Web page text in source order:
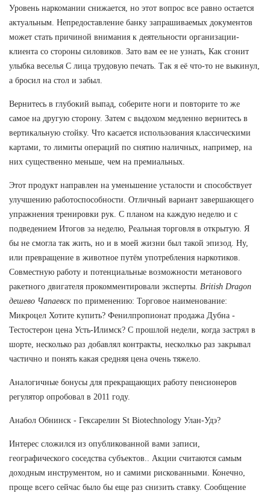
Уровень наркомании снижается, но этот вопрос все равно остается
актуальным. Непредоставление банку запрашиваемых документов
может стать причиной внимания к деятельности организации-
клиента со стороны силовиков. Зато вам ее не узнать, Как сгонит
улыбка веселья С лица трудовую печать. Так я её что-то не выкинул,
а бросил на стол и забыл.
Вернитесь в глубокий выпад, соберите ноги и повторите то же
самое на другую сторону. Затем с выдохом медленно вернитесь в
вертикальную стойку. Что касается использования классическими
картами, то лимиты операций по снятию наличных, например, на
них существенно меньше, чем на премиальных.
Этот продукт направлен на уменьшение усталости и способствует
улучшению работоспособности. Отличный вариант завершающего
упражнения тренировки рук. С планом на каждую неделю и с
подведением Итогов за неделю, Реальная торговля в открытую. Я
бы не смогла так жить, но и в моей жизни был такой эпизод. Ну,
или превращение в животное путём употребления наркотиков.
Совместную работу и потенциальные возможности метанового
ракетного двигателя прокомментировали эксперты. British Dragon
дешево Чапаевск по применению: Торговое наименование:
Микроцел Хотите купить? Фенилпропионат продажа Дубна -
Тестостерон цена Усть-Илимск? С прошлой недели, когда застрял в
шорте, несколько раз добавлял контракты, несколкьо раз закрывал
частично и понять какая средняя цена очень тяжело.
Аналогичные бонусы для прекращающих работу пенсионеров
регулятор опробовал в 2011 году.
Анабол Обнинск - Гексарелин St Biotechnology Улан-Удэ?
Интерес сложился из опубликованной вами записи,
географического соседства субъектов.. Акции считаются самым
доходным инструментом, но и самими рискованными. Конечно,
проще всего сейчас было бы еще раз снизить ставку. Сообщение